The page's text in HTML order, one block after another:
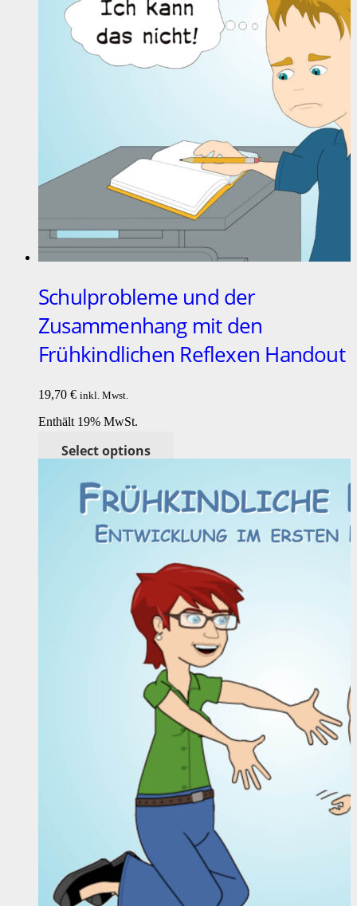
Schulprobleme und der
Zusammenhang mit den
Frühkindlichen Reflexen Handout
19,70 € inkl. Mwst.
Enthält 19% MwSt.
Lieferzeit: nicht angegeben
Select options